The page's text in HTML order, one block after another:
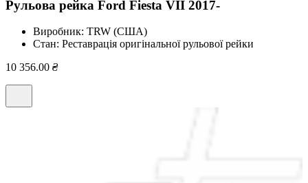
Рульова рейка Ford Fiesta VII 2017-
Виробник: TRW (США)
Стан: Реставрація оригінальної рульової рейки
10 356.00 ₴